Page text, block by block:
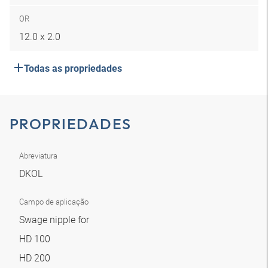
OR
12.0 x 2.0
Todas as propriedades
PROPRIEDADES
Abreviatura
DKOL
Campo de aplicação
Swage nipple for
HD 100
HD 200